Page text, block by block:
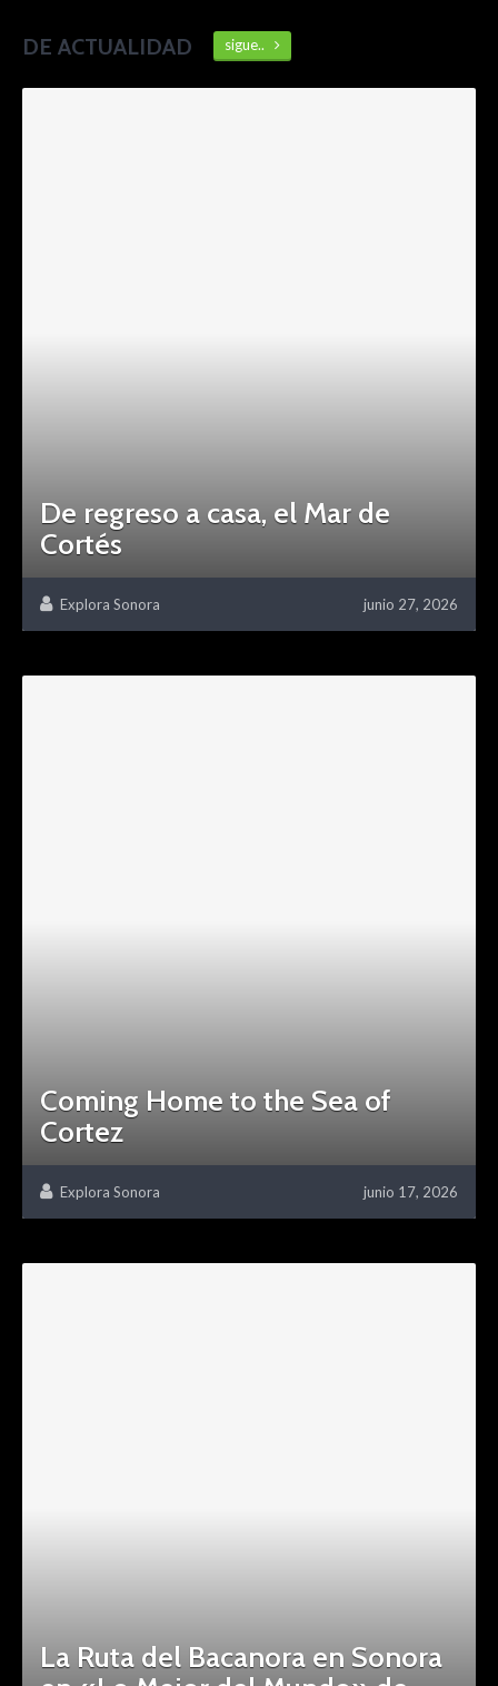
DE ACTUALIDAD sigue..
De regreso a casa, el Mar de
Cortés
Explora Sonora junio 27, 2026
Coming Home to the Sea of
Cortez
Explora Sonora junio 17, 2026
La Ruta del Bacanora en Sonora